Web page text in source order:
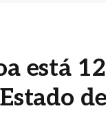
está